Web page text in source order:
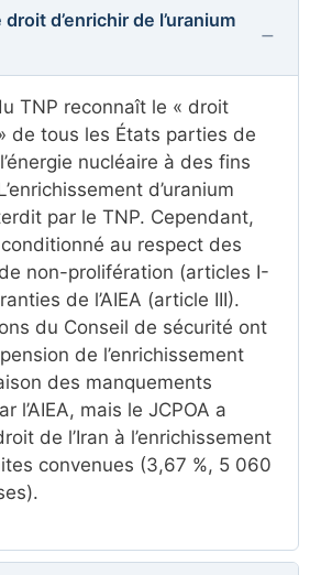
droit d’enrichir de l’uranium
TNP reconnaît le « droit
de tous les États parties de
nucléaire à des fins
d’uranium
par le TNP. Cependant,
au respect des
non-prolifération (articles I-
de l’AIEA (article III).
du Conseil de sécurité ont
de l’enrichissement
des manquements
l’AIEA, mais le JCPOA a
de l’Iran à l’enrichissement
convenues (3,67 %, 5 060